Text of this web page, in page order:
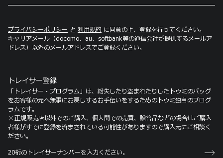
プライバシーポリシー と 利用規約 に同意の上、登録を行ってください。
キャリアメール（docomo、au、softbank等の通信会社が提供するメールア
ドレス）以外のメールアドレスでご登録ください。
トレイサー登録
「トレイサー・プログラム」は、紛失したり盗まれたりしたトゥミのバッグ
をお客様の元へ無事にお戻しするお手伝いをするためのトゥミ独自のプログ
ラムです。
※正規販売店以外でのご購入、個人間での売買、贈答品などの場合はご購入
者様がすでに登録を済まされている可能性がありますので購入元にご相談く
ださい。